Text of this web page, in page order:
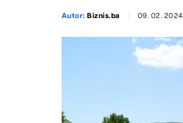
Autor:Biznis.ba 09. 02. 2024.